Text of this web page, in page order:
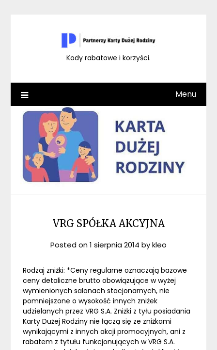
Kody rabatowe i korzyści.
Menu
VRG SPÓŁKA AKCYJNA
Posted on1 sierpnia 2014 bykleo
Rodzaj zniżki: *Ceny regularne oznaczają bazowe
ceny detaliczne brutto obowiązujące w wyżej
wymienionych salonach stacjonarnych, nie
pomniejszone o wysokość innych zniżek
udzielanych przez VRG S.A. Zniżki z tyłu posiadania
Karty Dużej Rodziny nie łączą się ze zniżkami
wynikającymi z innych akcji promocyjnych, ani z
rabatem z tytułu funkcjonujących w VRG S.A.